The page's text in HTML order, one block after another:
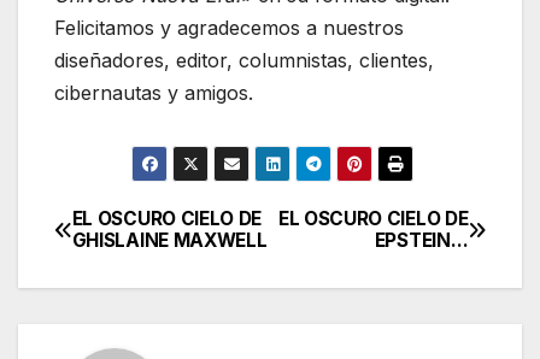
Felicitamos y agradecemos a nuestros
diseñadores, editor, columnistas, clientes,
cibernautas y amigos.
Navegación
de
EL OSCURO CIELO DE
EPSTEIN…
EL OSCURO CIELO DE
GHISLAINE MAXWELL